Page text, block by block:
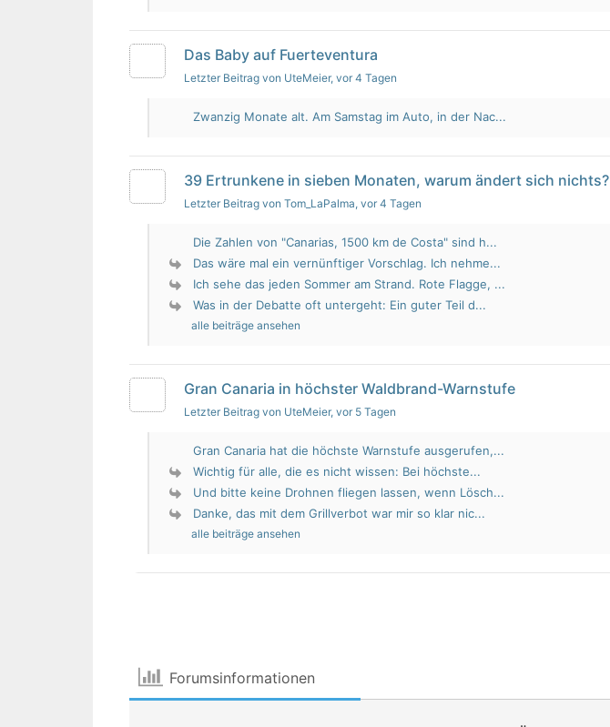
Das Baby auf Fuerteventura
Letzter Beitrag von UteMeier, vor 4 Tagen
Zwanzig Monate alt. Am Samstag im Auto, in der Nac...
39 Ertrunkene in sieben Monaten, warum ändert sich nichts?
Letzter Beitrag von Tom_LaPalma, vor 4 Tagen
Die Zahlen von "Canarias, 1500 km de Costa" sind h...
Das wäre mal ein vernünftiger Vorschlag. Ich nehme...
Ich sehe das jeden Sommer am Strand. Rote Flagge, ...
Was in der Debatte oft untergeht: Ein guter Teil d...
alle beiträge ansehen
Gran Canaria in höchster Waldbrand-Warnstufe
Letzter Beitrag von UteMeier, vor 5 Tagen
Gran Canaria hat die höchste Warnstufe ausgerufen,...
Wichtig für alle, die es nicht wissen: Bei höchste...
Und bitte keine Drohnen fliegen lassen, wenn Lösch...
Danke, das mit dem Grillverbot war mir so klar nic...
alle beiträge ansehen
Forumsinformationen